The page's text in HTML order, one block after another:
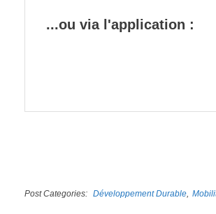
...ou via l'application :
Post Categories Développement Durable